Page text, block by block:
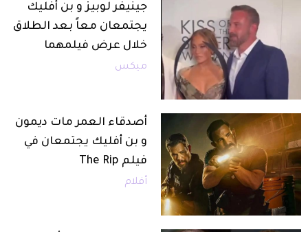
جينيفر لوبيز و بن أفليك
يجتمعان معاً بعد الطلاق
خلال عرض فيلمهما
ميكس
أصدقاء العمر مات ديمون
و بن أفليك يجتمعان في
فيلم The Rip
أفلام